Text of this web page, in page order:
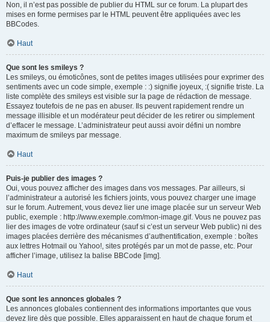
Non, il n’est pas possible de publier du HTML sur ce forum. La plupart des
mises en forme permises par le HTML peuvent être appliquées avec les
BBCodes.
Haut
Que sont les smileys ?
Les smileys, ou émoticônes, sont de petites images utilisées pour exprimer des
sentiments avec un code simple, exemple : :) signifie joyeux, :( signifie triste. La
liste complète des smileys est visible sur la page de rédaction de message.
Essayez toutefois de ne pas en abuser. Ils peuvent rapidement rendre un
message illisible et un modérateur peut décider de les retirer ou simplement
d’effacer le message. L’administrateur peut aussi avoir défini un nombre
maximum de smileys par message.
Haut
Puis-je publier des images ?
Oui, vous pouvez afficher des images dans vos messages. Par ailleurs, si
l’administrateur a autorisé les fichiers joints, vous pouvez charger une image
sur le forum. Autrement, vous devez lier une image placée sur un serveur Web
public, exemple : http://www.exemple.com/mon-image.gif. Vous ne pouvez pas
lier des images de votre ordinateur (sauf si c’est un serveur Web public) ni des
images placées derrière des mécanismes d’authentification, exemple : boîtes
aux lettres Hotmail ou Yahoo!, sites protégés par un mot de passe, etc. Pour
afficher l’image, utilisez la balise BBCode [img].
Haut
Que sont les annonces globales ?
Les annonces globales contiennent des informations importantes que vous
devez lire dès que possible. Elles apparaissent en haut de chaque forum et